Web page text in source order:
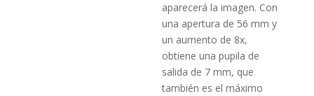
aparecerá la imagen. Con
una apertura de 56 mm y
un aumento de 8x,
obtiene una pupila de
salida de 7 mm, que
también es el máximo